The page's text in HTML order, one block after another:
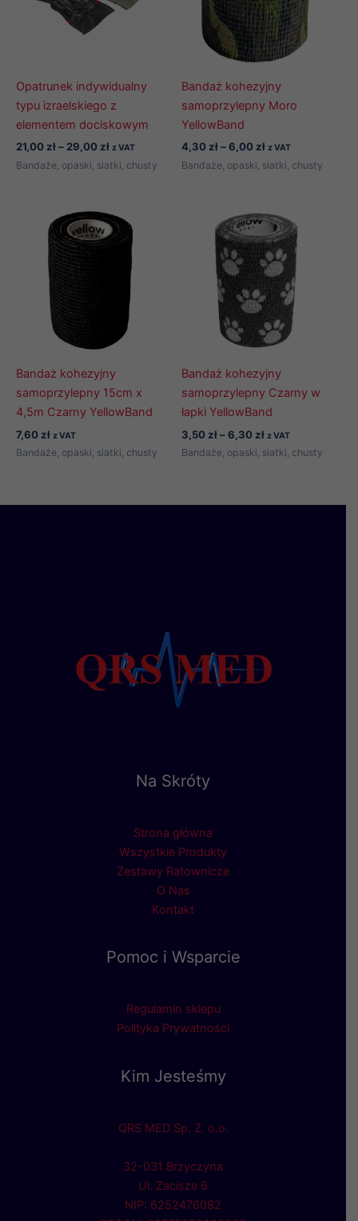
Opatrunek indywidualny
typu izraelskiego z
elementem dociskowym
21,00 zł– 29,00 złZakres
cen:
od
29,00 zł
z VAT
Bandaże, opaski, siatki, chusty
Bandaż kohezyjny
samoprzylepny Moro
YellowBand
4,30 zł – 6,00 złZakres
cen:
od
6,00 zł
z VAT
Bandaże, opaski, siatki, chusty
Bandaż kohezyjny
samoprzylepny 15cm x
4,5m Czarny YellowBand
7,60 zł z VAT
Bandaże, opaski, siatki, chusty
Bandaż kohezyjny
samoprzylepny Czarny w
łapki YellowBand
3,50 zł – 6,30 złZakres
cen:
z VAT
Bandaże, opaski, siatki, chusty
Na Skróty
Strona główna
Wszystkie Produkty
Zestawy Ratownicze
O Nas
Kontakt
Pomoc i Wsparcie
Regulamin sklepu
Polityka Prywatności
Kim Jesteśmy
QRS MED Sp. Z. o.o.
32-031 Brzyczyna
Ul. Zacisze 6
NIP: 6252476082